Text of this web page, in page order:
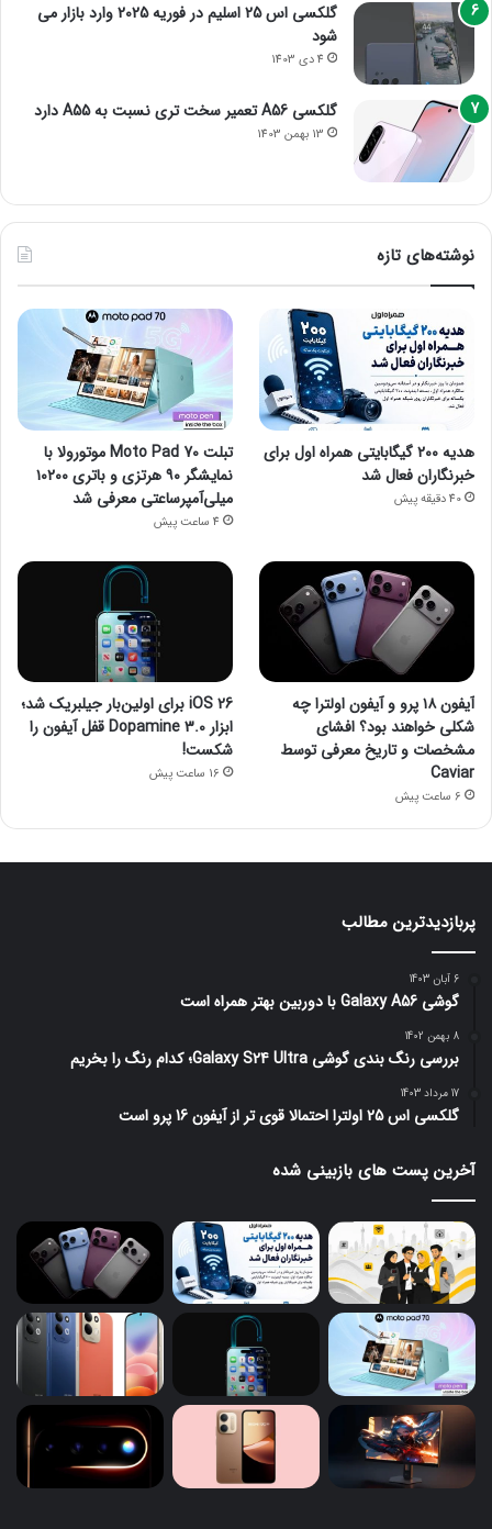
گلکسی اس 25 اسلیم در فوریه 2025 وارد بازار می
شود
4 دی 1403
گلکسی A56 تعمیر سخت تری نسبت به A55 دارد
13 بهمن 1403
نوشته‌های تازه
هدیه ۲۰۰ گیگابایتی همراه اول برای
خبرنگاران فعال شد
40 دقیقه پیش
تبلت Moto Pad 70 موتورولا با
نمایشگر ۹۰ هرتزی و باتری ۱۰۲۰۰
میلی‌آمپرساعتی معرفی شد
4 ساعت پیش
آیفون ۱۸ پرو و آیفون اولترا چه
شکلی خواهند بود؟ افشای
مشخصات و تاریخ معرفی توسط
Caviar
6 ساعت پیش
iOS 26 برای اولین‌بار جیلبریک شد؛
ابزار Dopamine 3.0 قفل آیفون را
شکست!
16 ساعت پیش
پربازدیدترین مطالب
6 آبان 1403
گوشی Galaxy A56 با دوربین بهتر همراه است
8 بهمن 1402
بررسی رنگ بندی گوشی Galaxy S24 Ultra؛ کدام رنگ را بخریم
17 مرداد 1403
گلکسی اس 25 اولترا احتمالا قوی تر از آیفون 16 پرو است
آخرین پست های بازبینی شده